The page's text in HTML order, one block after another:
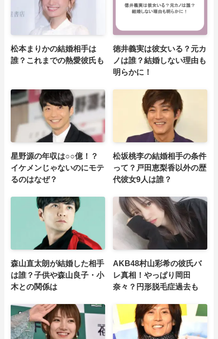
松本まりかの結婚相手は
誰？これまでの熱愛彼氏も
徳井義実は彼女いる？元カ
ノは誰？結婚しない理由も
明らかに！
星野源の年収は○○億！？
イケメンじゃないのにモテ
るのはなぜ？
松坂桃李の結婚相手の条件
って？戸田恵梨香以外の歴
代彼女9人は誰？
森山直太朗が結婚した相手
は誰？子供や森山良子・小
木との関係は
AKB48村山彩希の彼氏バ
レ真相！やっぱり岡田
奈々？円形脱毛症過去も